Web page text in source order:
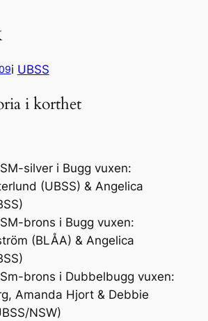
i UBSS
i korthet
silver i Bugg vuxen:
(UBSS) & Angelica
brons i Bugg vuxen:
(BLÅA) & Angelica
brons i Dubbelbugg vuxen:
Amanda Hjort & Debbie
NSW)